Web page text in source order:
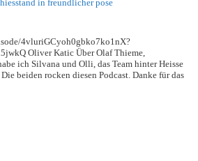
4vluriGCyoh0gbko7ko1nX?
Oliver Katic Über Olaf Thieme,
ich Silvana und Olli, das Team hinter Heisse
beiden rocken diesen Podcast. Danke für das